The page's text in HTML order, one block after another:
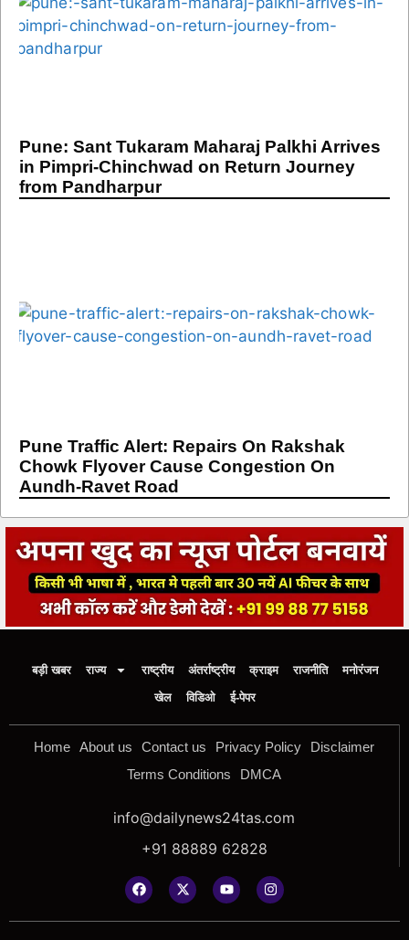
Pune: Sant Tukaram Maharaj Palkhi Arrives
in Pimpri-Chinchwad on Return Journey
from Pandharpur
Pune Traffic Alert: Repairs On Rakshak
Chowk Flyover Cause Congestion On
Aundh-Ravet Road
बड़ी खबर राज्य राष्ट्रीय अंतर्राष्ट्रीय क्राइम राजनीति
मनोरंजन
खेल
विडिओ ई-पेपर
Home About us Contact us Privacy Policy
Disclaimer
Terms Conditions
DMCA
info@dailynews24tas.com
+91 88889 62828